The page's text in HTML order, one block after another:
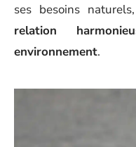
ses besoins
relation
environnement.